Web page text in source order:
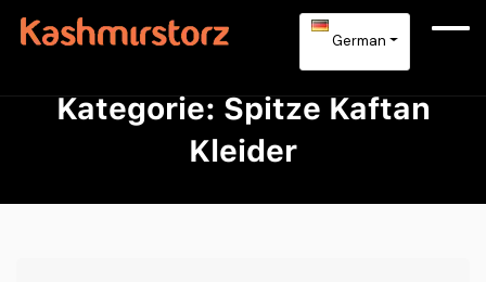
German
Kategorie: Spitze Kaftan
Kleider